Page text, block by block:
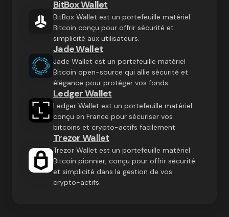
BitBox Wallet
BitBox Wallet est un portefeuille matériel
Bitcoin conçu pour offrir sécurité et
simplicité aux utilisateurs.
Jade Wallet
Jade Wallet est un portefeuille matériel
Bitcoin open-source qui allie sécurité et
élégance pour protéger vos fonds.
Ledger Wallet
Ledger Wallet est un portefeuille matériel
conçu en France pour sécuriser vos
bitcoins et crypto-actifs facilement
Trezor Wallet
Trezor Wallet est un portefeuille matériel
Bitcoin pionnier, conçu pour offrir sécurité
et simplicité dans la gestion de vos
crypto-actifs.